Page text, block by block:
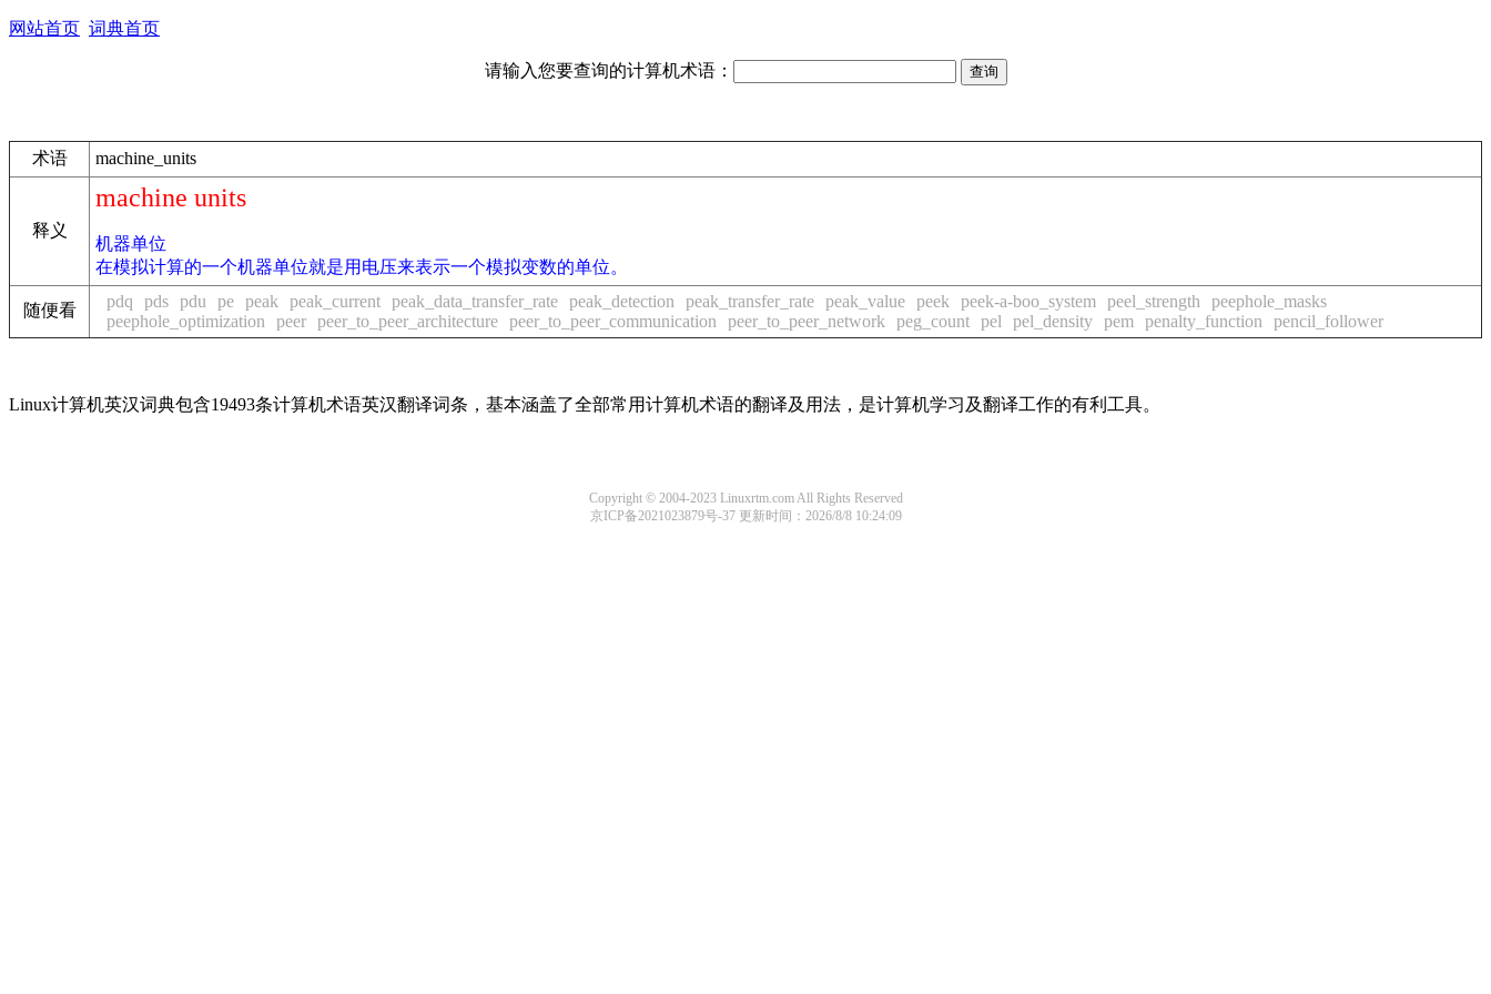
网站首页 词典首页
请输入您要查询的计算机术语：
术语 machine_units
释义
machine units
机器单位
在模拟计算的一个机器单位就是用电压来表示一个模拟变数的单位。
随便看 pdq pds pdu pe peak peak_current peak_data_transfer_rate peak_detection peak_transfer_rate peak_value peek peek-a-boo_system peel_strength
peephole_masks
peephole_optimization
peer peer_to_peer_architecture peer_to_peer_communication peer_to_peer_network peg_count pel pel_density pem penalty_function pencil_follower
Linux计算机英汉词典包含19493条计算机术语英汉翻译词条，基本涵盖了全部常用计算机术语的翻译及用法，是计算机学习及翻译工作的有利工具。
Copyright © 2004-2023 Linuxrtm.com All Rights Reserved
京ICP备2021023879号-37更新时间：2026/8/8 10:24:09